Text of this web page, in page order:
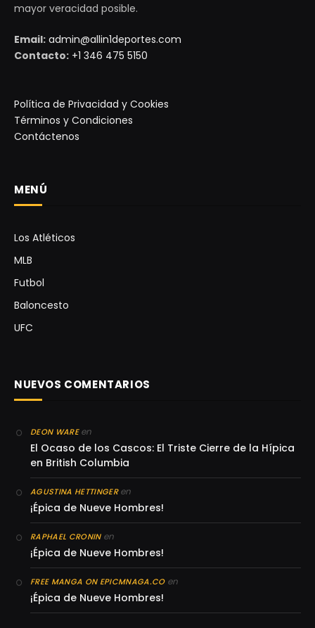
mayor veracidad posible.
Email: admin@allin1deportes.com
Contacto: +1 346 475 5150
Política de Privacidad y Cookies
Términos y Condiciones
Contáctenos
MENÚ
Los Atléticos
MLB
Futbol
Baloncesto
UFC
NUEVOS COMENTARIOS
DEON WAREen
El Ocaso de los Cascos: El Triste Cierre de la Hípica
en British Columbia
AGUSTINA HETTINGERen
¡Épica de Nueve Hombres!
RAPHAEL CRONINen
¡Épica de Nueve Hombres!
FREE MANGA ON EPICMNAGA.COen
¡Épica de Nueve Hombres!